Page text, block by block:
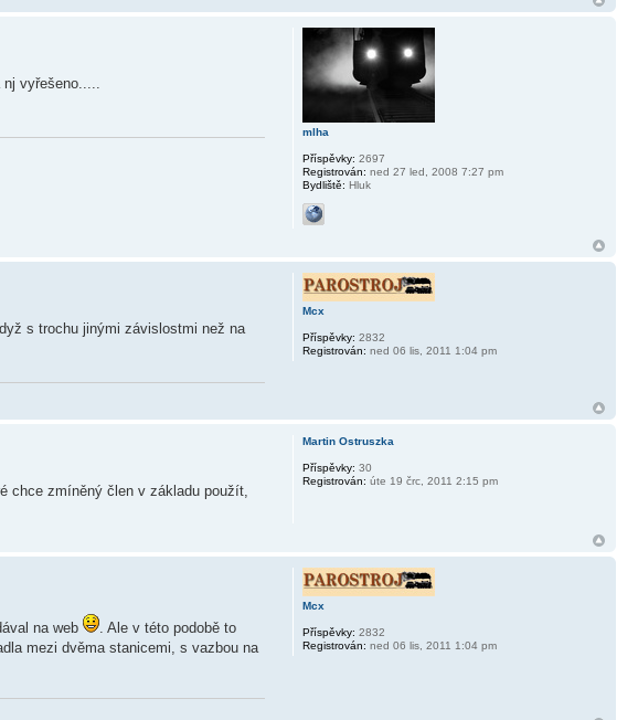
vyřešeno.....
mlha
Příspěvky: 2697
Registrován: ned 27 led, 2008 7:27 pm
Bydliště: Hluk
s trochu jinými závislostmi než na
Mcx
Příspěvky: 2832
Registrován: ned 06 lis, 2011 1:04 pm
chce zmíněný člen v základu použít,
Martin Ostruszka
Příspěvky: 30
Registrován: úte 19 črc, 2011 2:15 pm
na web
. Ale v této podobě to
mezi dvěma stanicemi, s vazbou na
Mcx
Příspěvky: 2832
Registrován: ned 06 lis, 2011 1:04 pm